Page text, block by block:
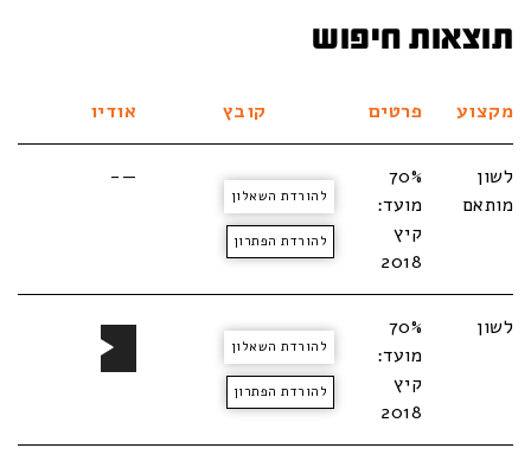
תוצאות חיפוש
מקצוע פרטים קובץ אודיו
לשון
מותאם
70%
מועד:
קיץ
2018
להורדת השאלון
להורדת הפתרון
—-
לשון
70%
מועד:
קיץ
2018
להורדת השאלון
להורדת הפתרון
נגן
אודיו